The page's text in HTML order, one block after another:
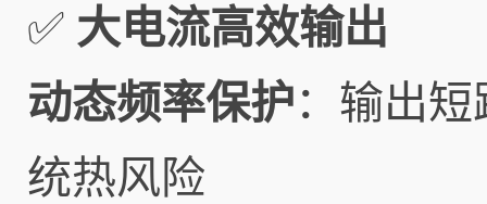
✅ 大电流高效输出
动态频率保护：输出
统热风险